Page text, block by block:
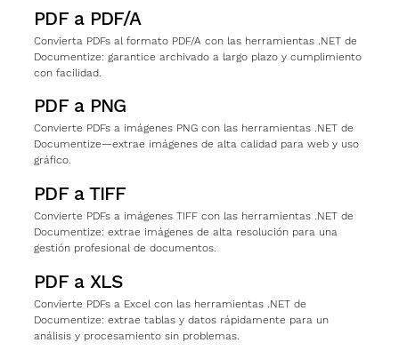
PDF a PDF/A
Convierta PDFs al formato PDF/A con las herramientas .NET de
Documentize: garantice archivado a largo plazo y cumplimiento
con facilidad.
PDF a PNG
Convierte PDFs a imágenes PNG con las herramientas .NET de
Documentize—extrae imágenes de alta calidad para web y uso
gráfico.
PDF a TIFF
Convierte PDFs a imágenes TIFF con las herramientas .NET de
Documentize: extrae imágenes de alta resolución para una
gestión profesional de documentos.
PDF a XLS
Convierte PDFs a Excel con las herramientas .NET de
Documentize: extrae tablas y datos rápidamente para un
análisis y procesamiento sin problemas.